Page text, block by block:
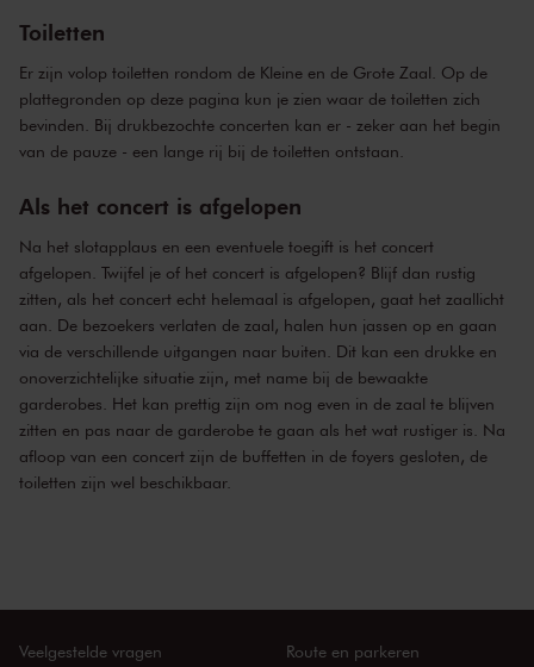
Toiletten
Er zijn volop toiletten rondom de Kleine en de Grote Zaal. Op de
plattegronden op deze pagina kun je zien waar de toiletten zich
bevinden. Bij drukbezochte concerten kan er - zeker aan het begin
van de pauze - een lange rij bij de toiletten ontstaan.
Als het concert is afgelopen
Na het slotapplaus en een eventuele toegift is het concert
afgelopen. Twijfel je of het concert is afgelopen? Blijf dan rustig
zitten, als het concert echt helemaal is afgelopen, gaat het zaallicht
aan. De bezoekers verlaten de zaal, halen hun jassen op en gaan
via de verschillende uitgangen naar buiten. Dit kan een drukke en
onoverzichtelijke situatie zijn, met name bij de bewaakte
garderobes. Het kan prettig zijn om nog even in de zaal te blijven
zitten en pas naar de garderobe te gaan als het wat rustiger is. Na
afloop van een concert zijn de buffetten in de foyers gesloten, de
toiletten zijn wel beschikbaar.
Veelgestelde vragen
Route en parkeren